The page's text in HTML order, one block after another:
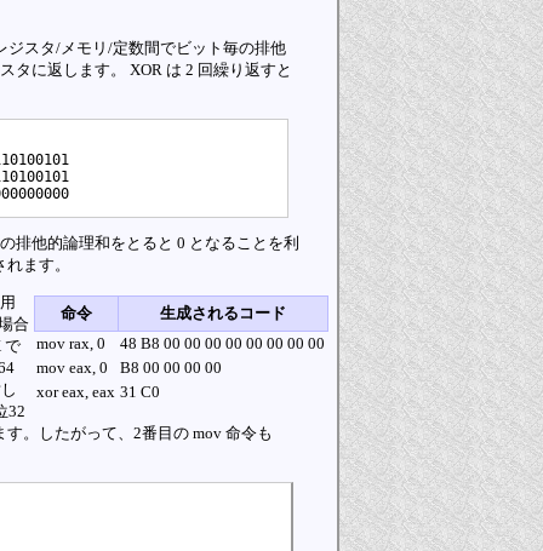
ジスタ/メモリ/定数間でビット毎の排他
タに返します。 XOR は 2 回繰り返すと
排他的論理和をとると 0 となることを利
ます。
命令
生成されるコード
mov rax, 0
48 B8 00 00 00 00 00 00 00 00
mov eax, 0
B8 00 00 00 00
xor eax, eax 31 C0
合
で
32
。したがって、2番目の mov 命令も